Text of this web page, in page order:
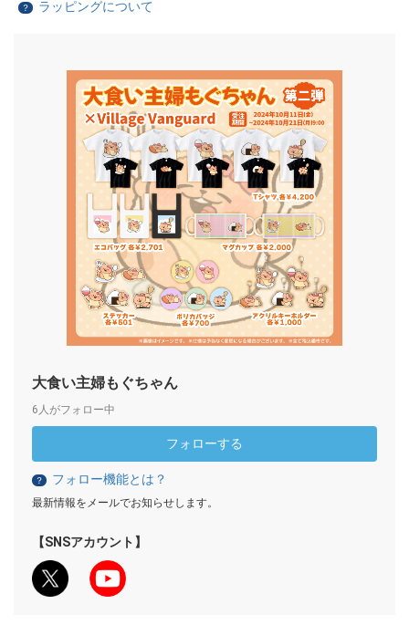
？ ラッピングについて
大食い主婦もぐちゃん
6人がフォロー中
フォローする
？ フォロー機能とは？
最新情報をメールでお知らせします。
【SNSアカウント】